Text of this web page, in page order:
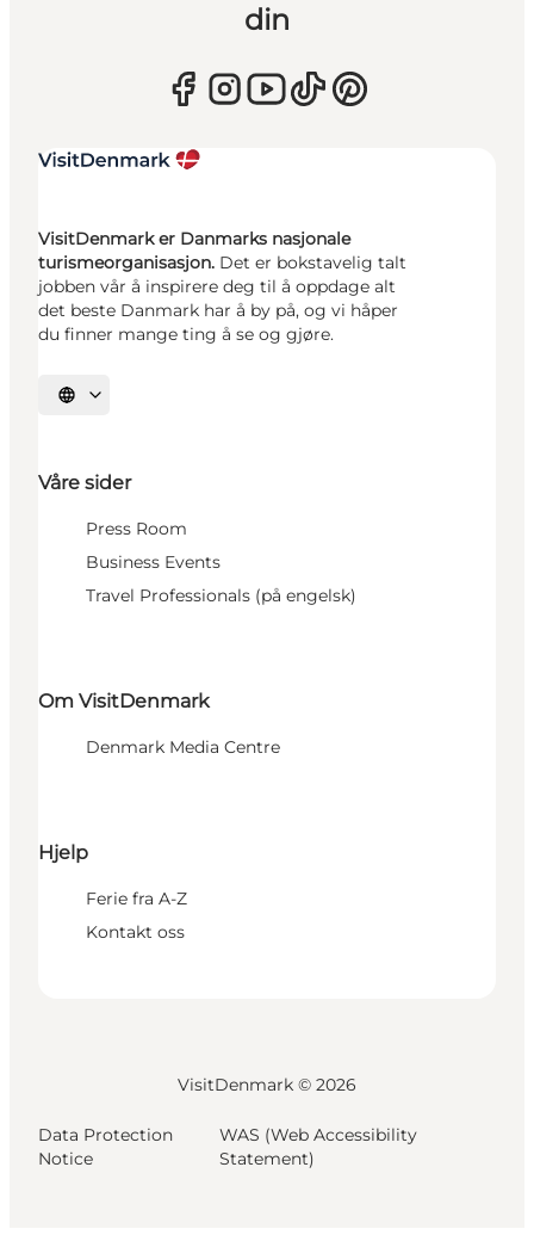
din
VisitDenmark er Danmarks nasjonale
turismeorganisasjon. Det er bokstavelig talt
jobben vår å inspirere deg til å oppdage alt
det beste Danmark har å by på, og vi håper
du finner mange ting å se og gjøre.
Velg språk
Våre sider
Press Room
Business Events
Travel Professionals (på engelsk)
Om VisitDenmark
Denmark Media Centre
Hjelp
Ferie fra A-Z
Kontakt oss
VisitDenmark © 2026
Data Protection
Notice
WAS (Web Accessibility
Statement)